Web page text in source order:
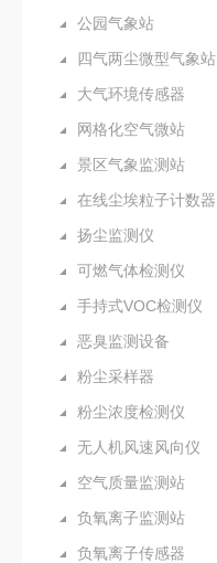
公园气象站
四气两尘微型气象站
大气环境传感器
网格化空气微站
景区气象监测站
在线尘埃粒子计数器
扬尘监测仪
可燃气体检测仪
手持式VOC检测仪
恶臭监测设备
粉尘采样器
粉尘浓度检测仪
无人机风速风向仪
空气质量监测站
负氧离子监测站
负氧离子传感器